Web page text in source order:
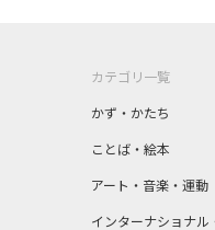
カテゴリ一覧
かず・かたち
ことば・絵本
アート・音楽・運動
インターナショナル